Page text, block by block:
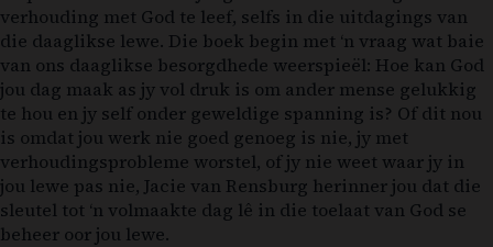
verhouding met God te leef, selfs in die uitdagings van
die daaglikse lewe. Die boek begin met ‘n vraag wat baie
van ons daaglikse besorgdhede weerspieël: Hoe kan God
jou dag maak as jy vol druk is om ander mense gelukkig
te hou en jy self onder geweldige spanning is? Of dit nou
is omdat jou werk nie goed genoeg is nie, jy met
verhoudingsprobleme worstel, of jy nie weet waar jy in
jou lewe pas nie, Jacie van Rensburg herinner jou dat die
sleutel tot ‘n volmaakte dag lê in die toelaat van God se
beheer oor jou lewe.